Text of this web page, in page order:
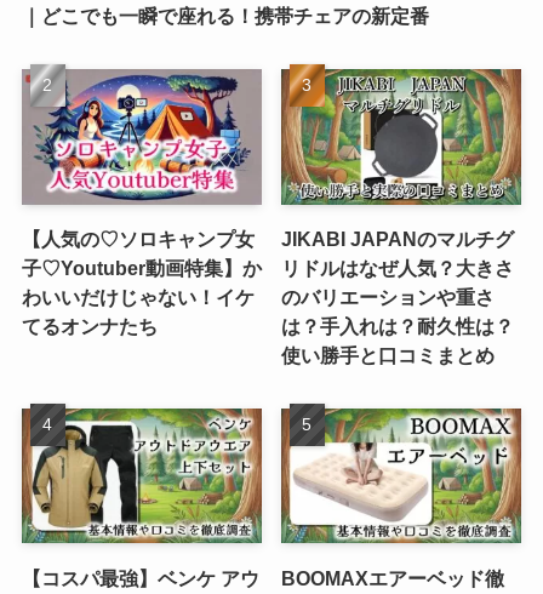
｜どこでも一瞬で座れる！携帯チェアの新定番
【人気の♡ソロキャンプ女
子♡Youtuber動画特集】か
わいいだけじゃない！イケ
てるオンナたち
JIKABI JAPANのマルチグ
リドルはなぜ人気？大きさ
のバリエーションや重さ
は？手入れは？耐久性は？
使い勝手と口コミまとめ
【コスパ最強】ベンケ アウ
BOOMAXエアーベッド徹